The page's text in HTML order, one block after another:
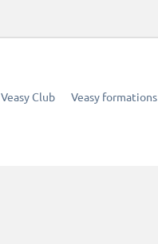
Veasy Club Veasy formations